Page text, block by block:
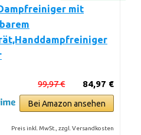
mit
84,97 €
99,97 €
Bei Amazon ansehen
Preis inkl. MwSt., zzgl. Versandkosten